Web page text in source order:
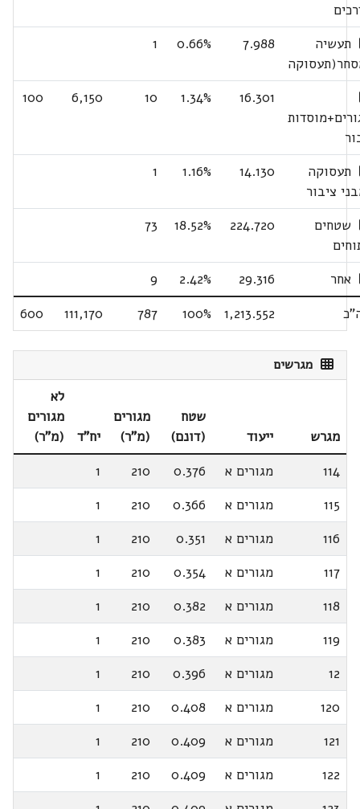
תעשיה
7.988
0.66%
1
16.301
1.34%
10
6,150
100
תעסוקה
ציבור
14.130
1.16%
1
שטחים
224.720
18.52%
73
אחר 29.316
2.42%
9
1,213.552
100%
787
111,170
600
מגרשים
מגרש ייעוד
שטח
(דונם)
מגורים
(מ"ר)
יח"ד
לא
מגורים
(מ"ר)
114
מגורים א 0.376
210
1
115
מגורים א 0.366
210
1
116
מגורים א 0.351
210
1
117
מגורים א 0.354
210
1
118
מגורים א 0.382
210
1
119
מגורים א 0.383
210
1
12
מגורים א 0.396
210
1
120
מגורים א 0.408
210
1
121
מגורים א 0.409
210
1
122
מגורים א 0.409
210
1